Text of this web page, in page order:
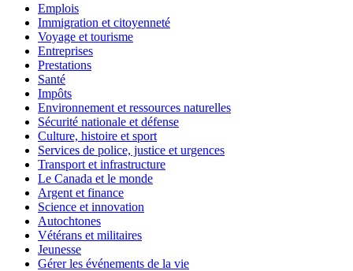
Emplois
Immigration et citoyenneté
Voyage et tourisme
Entreprises
Prestations
Santé
Impôts
Environnement et ressources naturelles
Sécurité nationale et défense
Culture, histoire et sport
Services de police, justice et urgences
Transport et infrastructure
Le Canada et le monde
Argent et finance
Science et innovation
Autochtones
Vétérans et militaires
Jeunesse
Gérer les événements de la vie